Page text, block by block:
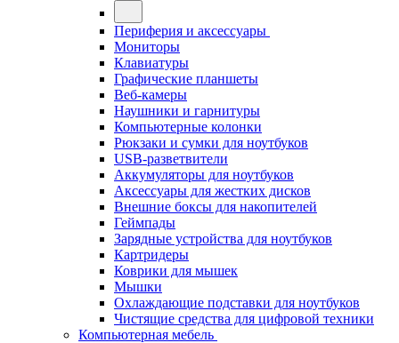
Периферия и аксессуары
Мониторы
Клавиатуры
Графические планшеты
Веб-камеры
Наушники и гарнитуры
Компьютерные колонки
Рюкзаки и сумки для ноутбуков
USB-разветвители
Аккумуляторы для ноутбуков
Аксессуары для жестких дисков
Внешние боксы для накопителей
Геймпады
Зарядные устройства для ноутбуков
Картридеры
Коврики для мышек
Мышки
Охлаждающие подставки для ноутбуков
Чистящие средства для цифровой техники
Компьютерная мебель